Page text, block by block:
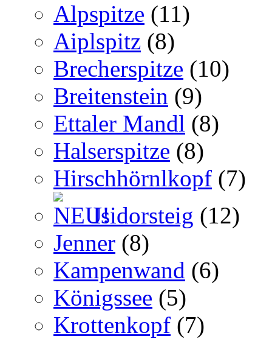
Alpspitze (11)
Aiplspitz (8)
Brecherspitze (10)
Breitenstein (9)
Ettaler Mandl (8)
Halserspitze (8)
Hirschhörnlkopf (7)
Isidorsteig (12)
Jenner (8)
Kampenwand (6)
Königssee (5)
Krottenkopf (7)